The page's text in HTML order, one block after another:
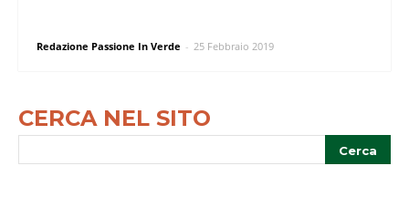
Redazione Passione In Verde - 25 Febbraio 2019
CERCA NEL SITO